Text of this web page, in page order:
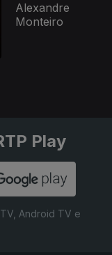
Alexandre
Monteiro
Play
Android TV e